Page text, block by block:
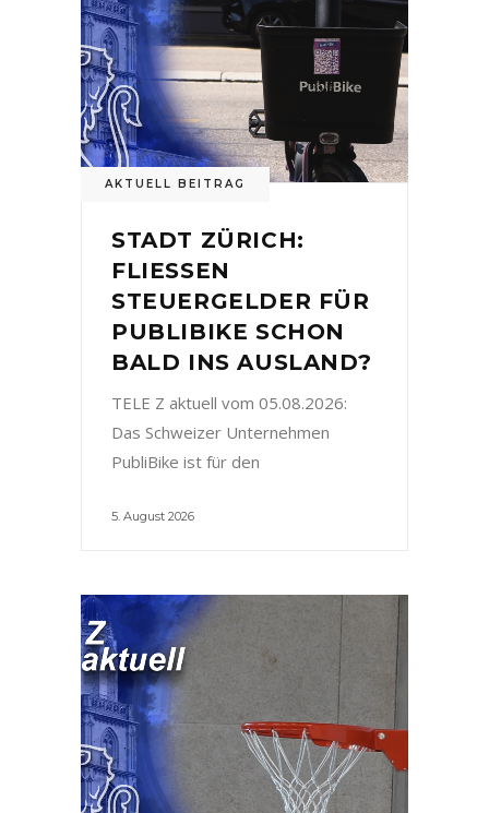
AKTUELL BEITRAG
STADT ZÜRICH:
FLIESSEN
STEUERGELDER FÜR
PUBLIBIKE SCHON
BALD INS AUSLAND?
TELE Z aktuell vom 05.08.2026:
Das Schweizer Unternehmen
PubliBike ist für den
5. August 2026